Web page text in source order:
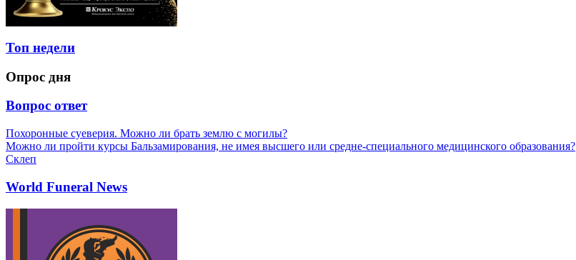
Топ недели
Опрос дня
Вопрос ответ
Похоронные суеверия. Можно ли брать землю с могилы?
Можно ли пройти курсы Бальзамирования, не имея высшего или средне-специального медицинского образования?
Склеп
World Funeral News